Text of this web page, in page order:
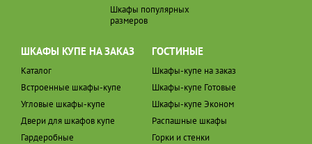
Шкафы популярных
размеров
ШКАФЫ КУПЕ НА ЗАКАЗ
Каталог
Встроенные шкафы-купе
Угловые шкафы-купе
Двери для шкафов купе
Гардеробные
ГОСТИНЫЕ
Шкафы-купе на заказ
Шкафы-купе Готовые
Шкафы-купе Эконом
Распашные шкафы
Горки и стенки